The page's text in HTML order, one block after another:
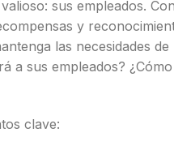
sus empleados.
y
las necesidades de
a sus empleados?
clave: